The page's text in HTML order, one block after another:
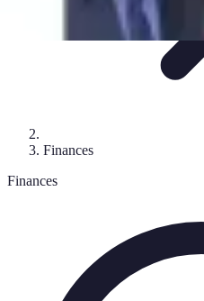
Finances
Finances